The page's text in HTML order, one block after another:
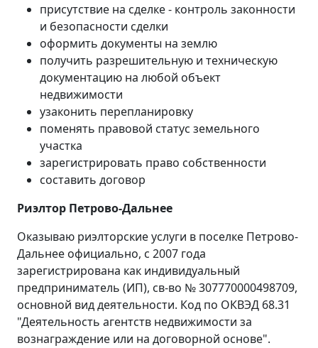
присутствие на сделке - контроль законности
и безопасности сделки
оформить документы на землю
получить разрешительную и техническую
документацию на любой объект
недвижимости
узаконить перепланировку
поменять правовой статус земельного
участка
зарегистрировать право собственности
составить договор
Риэлтор Петрово-Дальнее
Оказываю риэлторские услуги в поселке Петрово-
Дальнее официально, с 2007 года
зарегистрирована как индивидуальный
предприниматель (ИП), св-во № 307770000498709,
основной вид деятельности. Код по ОКВЭД 68.31
"Деятельность агентств недвижимости за
вознаграждение или на договорной основе".